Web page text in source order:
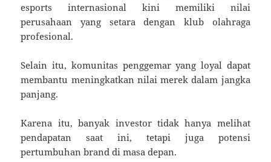
esports internasional kini memiliki nilai
perusahaan yang setara dengan klub olahraga
profesional.
Selain itu, komunitas penggemar yang loyal dapat
membantu meningkatkan nilai merek dalam jangka
panjang.
Karena itu, banyak investor tidak hanya melihat
pendapatan saat ini, tetapi juga potensi
pertumbuhan brand di masa depan.